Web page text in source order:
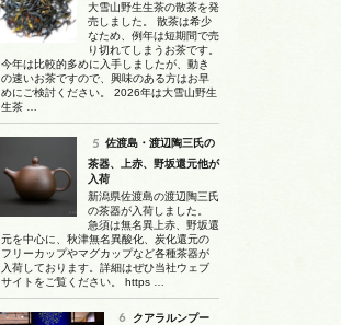
大雪山野生生茶の散茶を発
売しました。 散茶は希少
なため、例年は短期間で売
り切れてしまうお茶です。
今年は比較的多めに入手しましたが、動き
の速いお茶ですので、興味のある方はお早
めにご検討ください。 2026年は大雪山野生
生茶 …
佐渡島・渡辺陶三氏の
茶器、上赤、野坂還元他が
入荷
新潟県佐渡島の渡辺陶三氏
の茶器が入荷しました。
急須は無名異上赤、野坂還
元を中心に、秋津無名異酸化、炭化還元の
フリーカップやマグカップなど各種茶器が
入荷しております。詳細はぜひ当社ウェブ
サイトをご覧ください。 https …
クアラルンプー